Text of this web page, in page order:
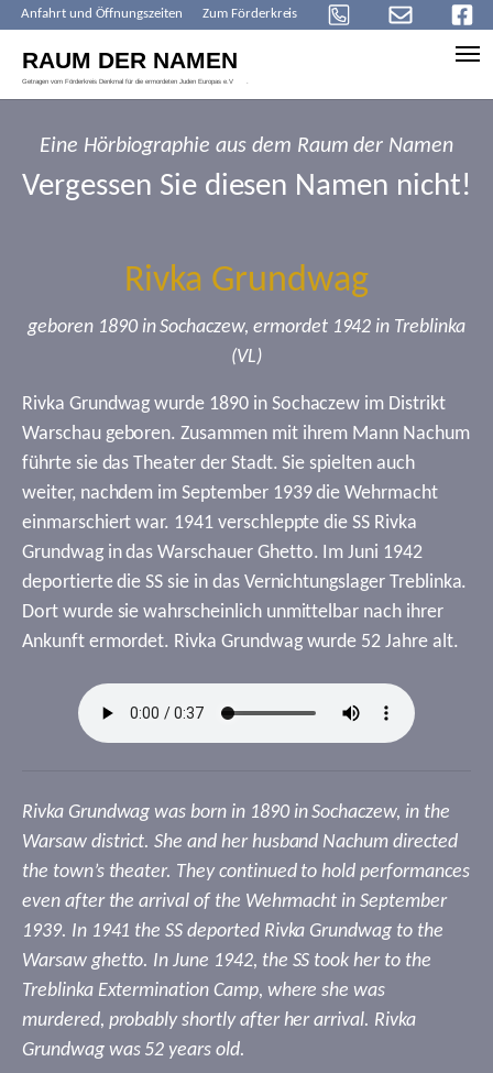
Anfahrt und Öffnungszeiten Zum Förderkreis
Eine Hörbiographie aus dem Raum der Namen
Vergessen Sie diesen Namen nicht!
Rivka Grundwag
geboren 1890 in Sochaczew, ermordet 1942 in Treblinka
(VL)
Rivka Grundwag wurde 1890 in Sochaczew im Distrikt
Warschau geboren. Zusammen mit ihrem Mann Nachum
führte sie das Theater der Stadt. Sie spielten auch
weiter, nachdem im September 1939 die Wehrmacht
einmarschiert war. 1941 verschleppte die SS Rivka
Grundwag in das Warschauer Ghetto. Im Juni 1942
deportierte die SS sie in das Vernichtungslager Treblinka.
Dort wurde sie wahrscheinlich unmittelbar nach ihrer
Ankunft ermordet. Rivka Grundwag wurde 52 Jahre alt.
Rivka Grundwag was born in 1890 in Sochaczew, in the
Warsaw district. She and her husband Nachum directed
the town’s theater. They continued to hold performances
even after the arrival of the Wehrmacht in September
1939. In 1941 the SS deported Rivka Grundwag to the
Warsaw ghetto. In June 1942, the SS took her to the
Treblinka Extermination Camp, where she was
murdered, probably shortly after her arrival. Rivka
Grundwag was 52 years old.